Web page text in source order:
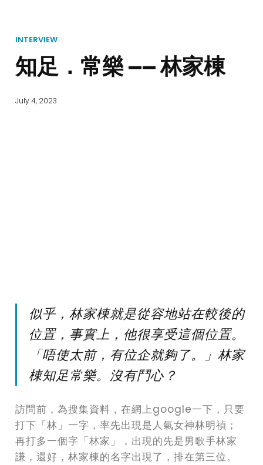
INTERVIEW
知足．常樂 —— 林家棟
July 4, 2023
似乎，林家棟就是從容地站在較後的
位置，事實上，他很享受這個位置。
「唔使太前，有位企就夠了。」林家
棟知足常樂。沒有鬥心？
訪問前，為搜集資料，在網上google一下，只要
打下「林」一字，率先出現是人氣女神林明禎；
再打多一個字「林家」，出現的先是男歌手林家
謙，還好，林家棟的名字出現了，排在第三位。